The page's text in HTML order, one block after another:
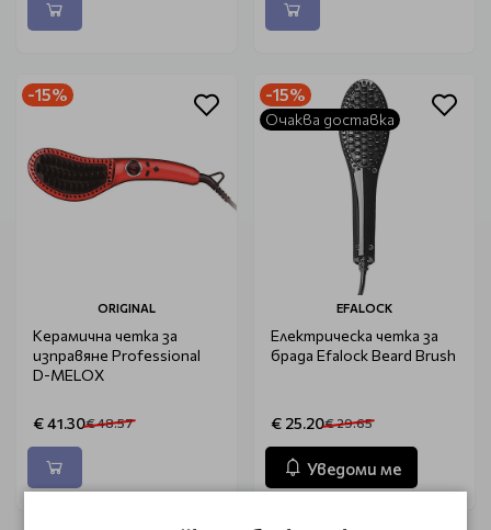
-15%
ORIGINAL
Керамична четка за
изправяне Professional
D-MELOX
€ 41.30€ 48.57
-15%
Очаква доставка
EFALOCK
Електрическа четка за
брада Efalock Beard Brush
€ 25.20€ 29.65
Уведоми ме